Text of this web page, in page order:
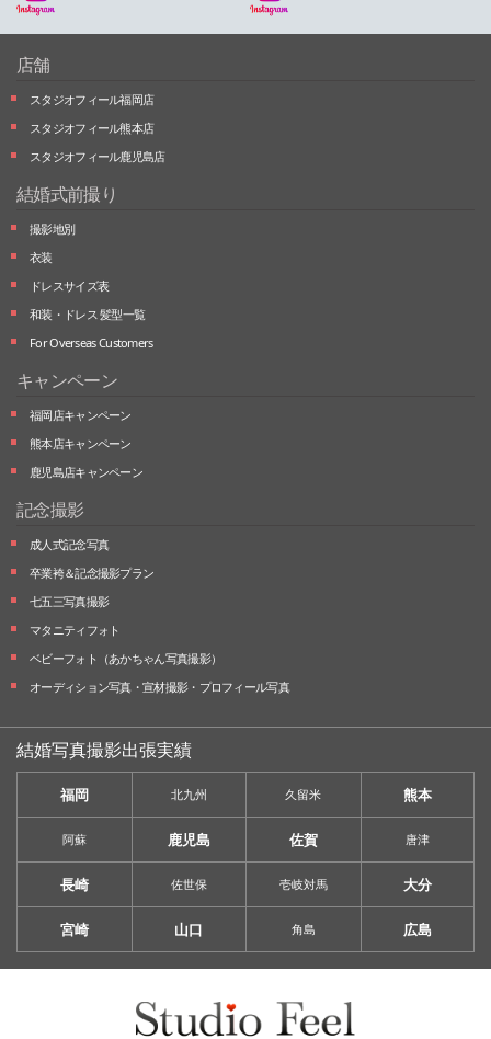
店舗
スタジオフィール福岡店
スタジオフィール熊本店
スタジオフィール鹿児島店
結婚式前撮り
撮影地別
衣装
ドレスサイズ表
和装・ドレス 髪型一覧
For Overseas Customers
キャンペーン
福岡店キャンペーン
熊本店キャンペーン
鹿児島店キャンペーン
記念撮影
成人式記念写真
卒業袴＆記念撮影プラン
七五三写真撮影
マタニティフォト
ベビーフォト （あかちゃん写真撮影）
オーディション写真・ 宣材撮影・ プロフィール写真
結婚写真撮影出張実績
福岡 北九州 久留米 熊本
阿蘇 鹿児島 佐賀 唐津
長崎 佐世保 壱岐対馬 大分
宮崎 山口 角島 広島